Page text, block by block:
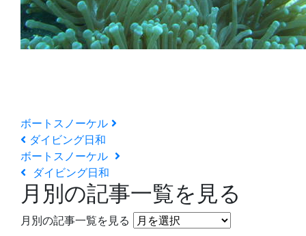
ボートスノーケル
ダイビング日和
ボートスノーケル
ダイビング日和
月別の記事一覧を見る
月別の記事一覧を見る